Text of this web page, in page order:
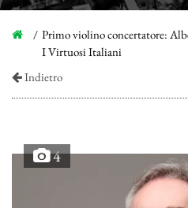
Primo violino concertatore:
I Virtuosi Italiani
Indietro
4